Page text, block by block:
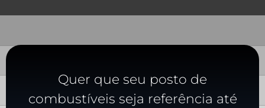
Quer que seu posto de
combustíveis seja referência até